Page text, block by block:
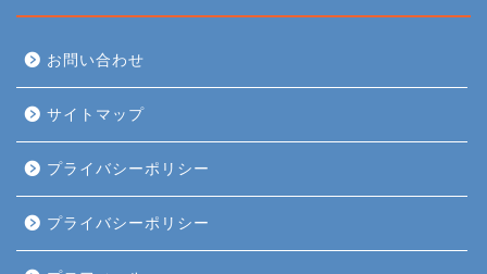
お問い合わせ
サイトマップ
プライバシーポリシー
プライバシーポリシー